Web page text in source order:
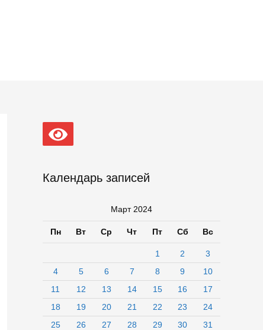
Календарь записей
Март 2024
Пн Вт Ср Чт Пт Сб Вс
1 2
3
4
5 6 7 8 9
10
11
12 13 14 15 16
17
18
19 20 21 22 23
24
25
26 27 28 29 30 31